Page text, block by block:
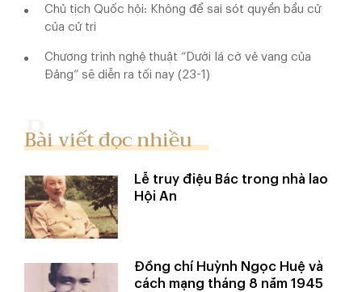
Chủ tịch Quốc hội: Không để sai sót quyền bầu cử
của cử tri
Chương trình nghệ thuật “Dưới lá cờ vẻ vang của
Đảng” sẽ diễn ra tối nay (23-1)
Bài viết đọc nhiều
Lễ truy điệu Bác trong nhà lao
Hội An
Đồng chí Huỳnh Ngọc Huệ và
cách mạng tháng 8 năm 1945